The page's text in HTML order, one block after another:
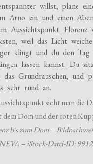
willst, plane
Arno ein und einen
Aussichtspunkt. Florenz
weil das Licht
klingt und du den Tag
lassen kannst. Du
das Grundrauschen, und
sehr rund an.
bis zum Dom –
– iStock-Datei-ID: